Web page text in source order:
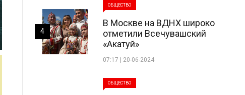
ОБЩЕСТВО
В Москве на ВДНХ широко
отметили Всечувашский
«Акатуй»
07:17 | 20-06-2024
4
ОБЩЕСТВО